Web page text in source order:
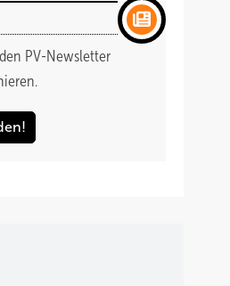
PV-Newsletter